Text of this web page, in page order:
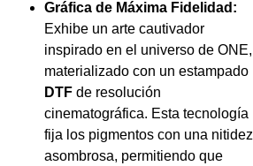
Gráfica de Máxima Fidelidad:
Exhibe un arte cautivador
inspirado en el universo de ONE,
materializado con un estampado
DTF de resolución
cinematográfica. Esta tecnología
fija los pigmentos con una nitidez
asombrosa, permitiendo que